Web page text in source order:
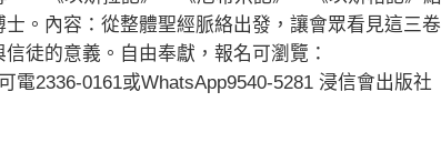
。內容：從整體聖經脈絡出發，讓會眾看見這三卷
徒的意義。自由奉獻，報名可瀏覽：
電2336-0161或WhatsApp9540-5281 浸信會出版社